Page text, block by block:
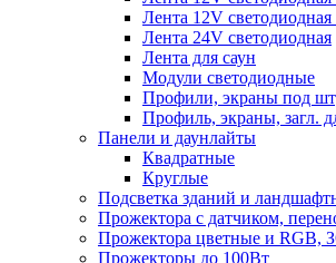
Лента 12V светодиодная
Лента 24V светодиодная
Лента для саун
Модули светодиодные
Профили, экраны под
Профиль, экраны, загл.
Панели и даунлайты
Квадратные
Круглые
Подсветка зданий и
Прожектора с датчиком,
Прожектора цветные и RGB,
Прожекторы до 100Вт